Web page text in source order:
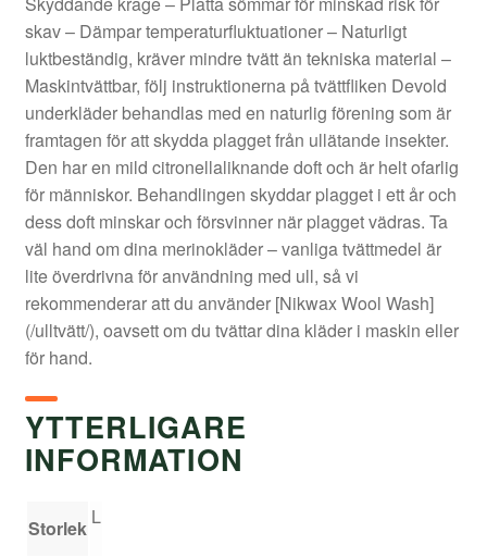
skav – Dämpar temperaturfluktuationer – Naturligt
luktbeständig, kräver mindre tvätt än tekniska material –
Maskintvättbar, följ instruktionerna på tvättfliken Devold
underkläder behandlas med en naturlig förening som är
framtagen för att skydda plagget från ullätande insekter.
Den har en mild citronellaliknande doft och är helt ofarlig
för människor. Behandlingen skyddar plagget i ett år och
dess doft minskar och försvinner när plagget vädras. Ta
väl hand om dina merinokläder – vanliga tvättmedel är
lite överdrivna för användning med ull, så vi
rekommenderar att du använder [Nikwax Wool Wash]
(/ulltvätt/), oavsett om du tvättar dina kläder i maskin eller
för hand.
YTTERLIGARE
INFORMATION
Storlek L